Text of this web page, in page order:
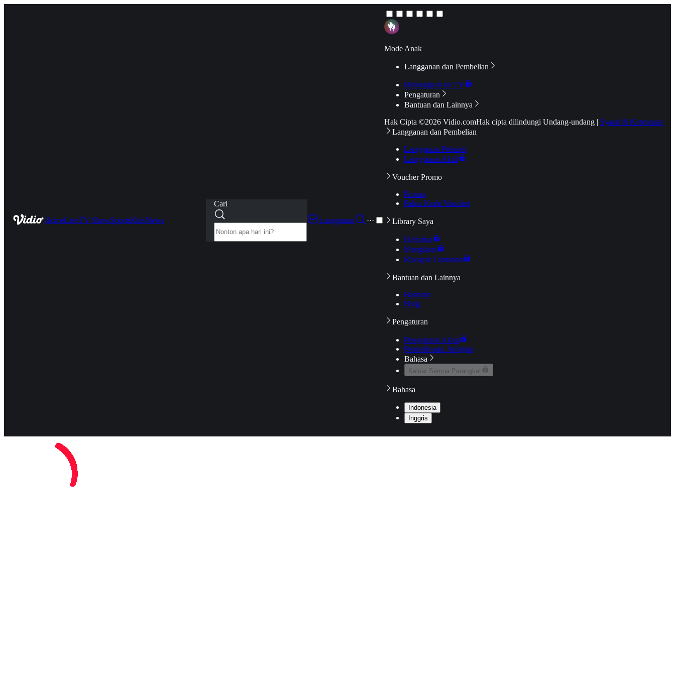
HomeLiveTV ShowSportsKidsNews
Cari
Langganan
···
Mode Anak
Langganan dan Pembelian
Hubungkan ke TV
Pengaturan
Bantuan dan Lainnya
Hak Cipta ©2026 Vidio.comHak cipta dilindungi Undang-undang | Syarat & Ketentuan
Langganan dan Pembelian
Langganan Premier
Langganan Aktif
Voucher Promo
Promo
Pakai Kode Voucher
Library Saya
Daftarku
Mengikuti
Riwayat Tontonan
Bantuan dan Lainnya
Bantuan
Blog
Pengaturan
Pengaturan Akun
Pemeriksaan Jaringan
Bahasa
Keluar Semua Perangkat
Bahasa
Indonesia
Inggris